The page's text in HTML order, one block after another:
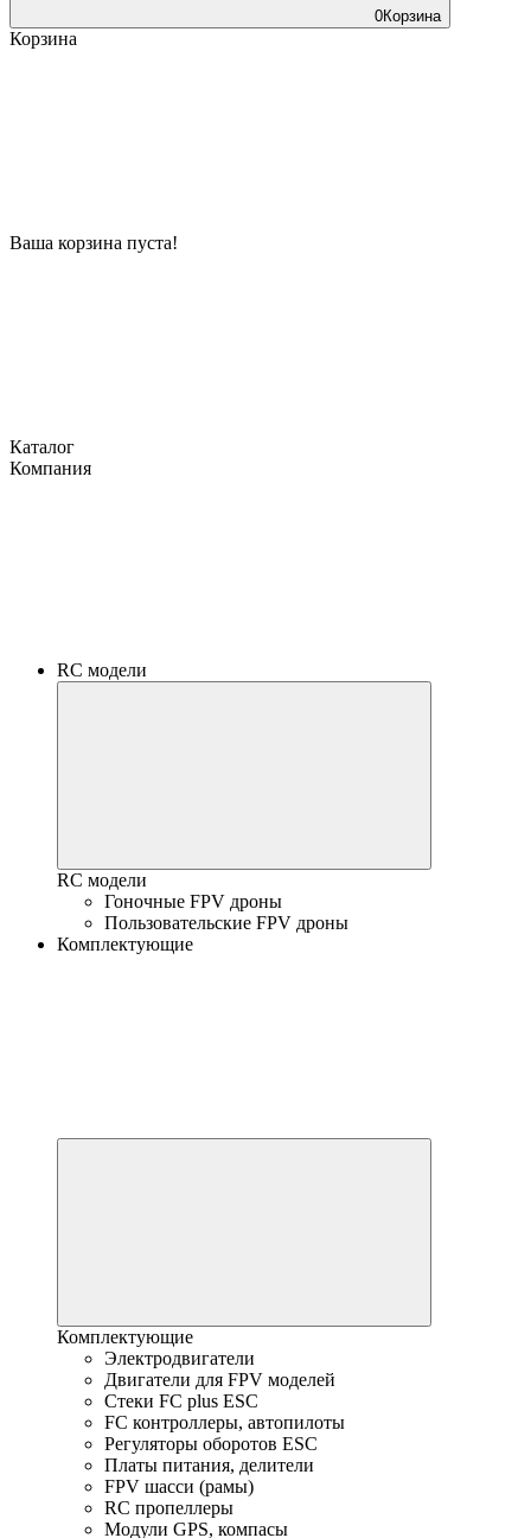
0Корзина
Корзина
Ваша корзина пуста!
Каталог
Компания
RC модели
RC модели
Гоночные FPV дроны
Пользовательские FPV дроны
Комплектующие
Комплектующие
Электродвигатели
Двигатели для FPV моделей
Стеки FC plus ESC
FC контроллеры, автопилоты
Регуляторы оборотов ESC
Платы питания, делители
FPV шасси (рамы)
RC пропеллеры
Модули GPS, компасы